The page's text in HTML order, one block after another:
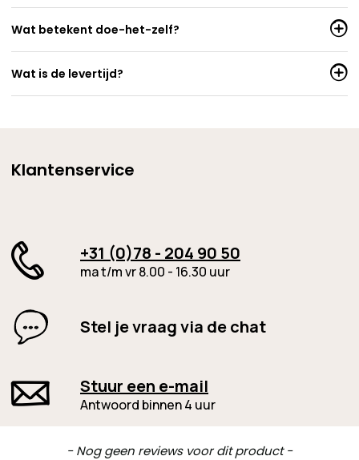
Wat betekent doe-het-zelf?
Wat is de levertijd?
Klantenservice
+31 (0)78 - 204 90 50
ma t/m vr 8.00 - 16.30 uur
Stel je vraag via de chat
Stuur een e-mail
Antwoord binnen 4 uur
- Nog geen reviews voor dit product -
New content loaded